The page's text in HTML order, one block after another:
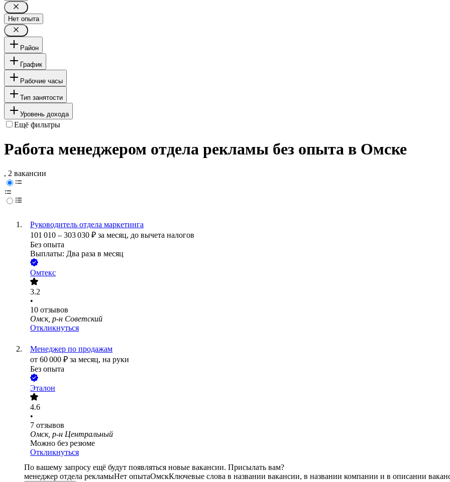
Нет опыта
Район
График
Рабочие часы
Тип занятости
Уровень дохода
Ещё фильтры
Работа менеджером отдела рекламы без опыта в Омске
, 2 вакансии
Руководитель отдела маркетинга
101 010 – 303 030 ₽ за месяц, до вычета налогов
Без опыта
Выплаты: Два раза в месяц
Омтекс
3.2
•
10 отзывов
Омск, р-н Советский
Откликнуться
Менеджер по продажам
от 60 000 ₽ за месяц, на руки
Без опыта
Эталон
4.6
•
7 отзывов
Омск, р-н Центральный
Можно без резюме
Откликнуться
По вашему запросу ещё будут появляться новые вакансии. Присылать вам?
менеджер отдела рекламыНет опытаОмскКлючевые слова в названии вакансии, в названии компании и в описании